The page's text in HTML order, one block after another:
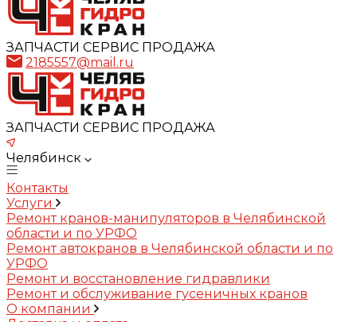
ЗАПЧАСТИ СЕРВИС ПРОДАЖА
2185557@mail.ru
ЗАПЧАСТИ СЕРВИС ПРОДАЖА
Челябинск
Контакты
Услуги
Ремонт кранов-манипуляторов в Челябинской
области и по УРФО
Ремонт автокранов в Челябинской области и по
УРФО
Ремонт и восстановление гидравлики
Ремонт и обслуживание гусеничных кранов
О компании